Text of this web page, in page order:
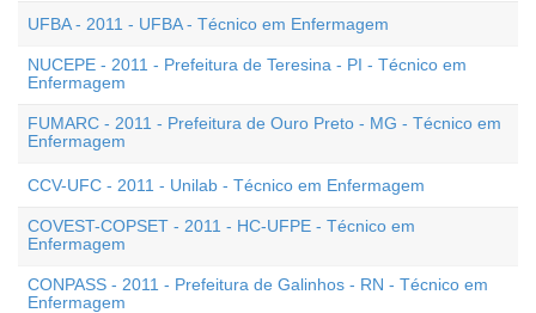
UFBA - 2011 - UFBA - Técnico em Enfermagem
NUCEPE - 2011 - Prefeitura de Teresina - PI - Técnico em
Enfermagem
FUMARC - 2011 - Prefeitura de Ouro Preto - MG - Técnico em
Enfermagem
CCV-UFC - 2011 - Unilab - Técnico em Enfermagem
COVEST-COPSET - 2011 - HC-UFPE - Técnico em
Enfermagem
CONPASS - 2011 - Prefeitura de Galinhos - RN - Técnico em
Enfermagem